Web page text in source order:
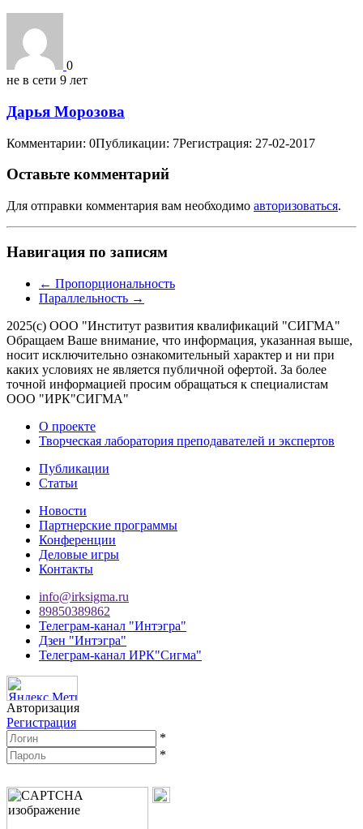
0
не в сети 9 лет
Дарья Морозова
Комментарии: 0Публикации: 7Регистрация: 27-02-2017
Оставьте комментарий
Для отправки комментария вам необходимо авторизоваться.
Навигация по записям
← Пропорциональность
Параллельность →
2025(с) ООО "Институт развития квалификаций "СИГМА"
Обращаем Ваше внимание, что информация, указанная выше,
носит исключительно ознакомительный характер и ни при
каких условиях не является публичной офертой. За более
точной информацией просим обращаться к специалистам
ООО "ИРК"СИГМА"
О проекте
Творческая лаборатория преподавателей и экспертов
Публикации
Статьи
Новости
Партнерские программы
Конференции
Деловые игры
Контакты
info@irksigma.ru
89850389862
Телеграм-канал "Интэгра"
Дзен "Интэгра"
Телеграм-канал ИРК"Сигма"
Авторизация
Регистрация
*
*